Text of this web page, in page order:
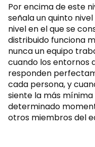
Por encima de este
señala un quinto
nivel en el que se
distribuido funciona
nunca un equipo
cuando los entornos
responden
cada persona, y
siente la más
determinado
otros miembros del